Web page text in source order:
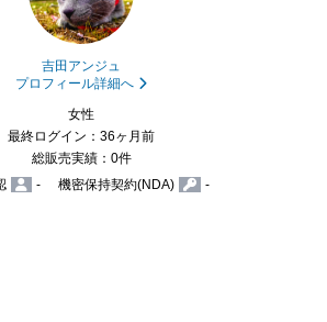
吉田アンジュ
プロフィール詳細へ
女性
最終ログイン：36ヶ月前
総販売実績：0件
- 機密保持契約(NDA) -